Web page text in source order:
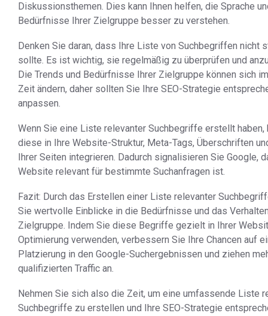
Diskussionsthemen. Dies kann Ihnen helfen, die Sprache
Bedürfnisse Ihrer Zielgruppe besser zu verstehen.
Denken Sie daran, dass Ihre Liste von Suchbegriffen nicht
sollte. Es ist wichtig, sie regelmäßig zu überprüfen und
Die Trends und Bedürfnisse Ihrer Zielgruppe können sich
Zeit ändern, daher sollten Sie Ihre SEO-Strategie
anpassen.
Wenn Sie eine Liste relevanter Suchbegriffe erstellt haben,
diese in Ihre Website-Struktur, Meta-Tags, Überschriften
Ihrer Seiten integrieren. Dadurch signalisieren Sie Google,
Website relevant für bestimmte Suchanfragen ist.
Fazit: Durch das Erstellen einer Liste relevanter
Sie wertvolle Einblicke in die Bedürfnisse und das
Zielgruppe. Indem Sie diese Begriffe gezielt in Ihrer
Optimierung verwenden, verbessern Sie Ihre Chancen auf
Platzierung in den Google-Suchergebnissen und ziehen
qualifizierten Traffic an.
Nehmen Sie sich also die Zeit, um eine umfassende Liste
Suchbegriffe zu erstellen und Ihre SEO-Strategie